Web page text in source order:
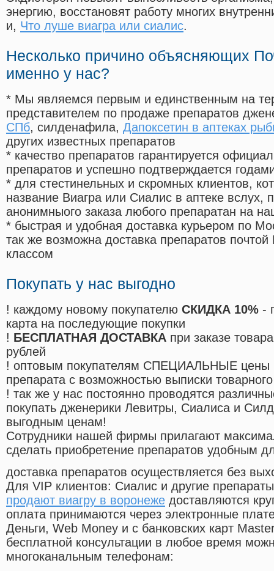
энергию, восстановят работу многих
и, Что луше виагра или сиалис.
Несколько причино объясняющих
именно у нас?
* Мы являемся первым и единственным на
представителем по продаже препаратов
СПб, силденафила, Дапоксетин в аптеках
других известных препаратов
* качество препаратов гарантируется
препаратов и успешно подтверждается
* для стестинельных и скромных клиентов,
название Виагра или Сиалис в аптеке вслух,
анонимныого заказа любого препаратан на
* быстрая и удобная доставка курьером по
так же возможна доставка препаратов
классом
Покупать у нас выгодно
! каждому новому покупателю СКИДКА 10% -
карта на последующие покупки
! БЕСПЛАТНАЯ ДОСТАВКА при заказе
рублей
! оптовым покупателям СПЕЦИАЛЬНЫЕ цены
препарата с возможностью выписки
! так же у нас постоянно проводятся
покупать дженерики Левитры, Сиалиса и
выгодным ценам!
Cотрудники нашей фирмы прилагают
сделать приобретение препаратов удобным
доставка препаратов осуществляется без
Для VIP клиентов: Сиалис и другие
продают виагру в воронеже доставляются
оплата принимаются через электронные
Деньги, Web Money и с банковских карт
бесплатной консультации в любое время
многоканальным телефонам: